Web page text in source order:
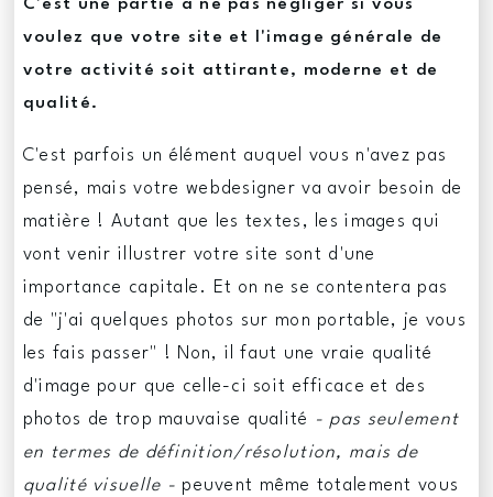
C'est une partie à ne pas négliger si vous
voulez que votre site et l'image générale de
votre activité soit attirante, moderne et de
qualité.
C'est parfois un élément auquel vous n'avez pas
pensé, mais votre webdesigner va avoir besoin de
matière ! Autant que les textes, les images qui
vont venir illustrer votre site sont d'une
importance capitale. Et on ne se contentera pas
de "j'ai quelques photos sur mon portable, je vous
les fais passer" ! Non, il faut une vraie qualité
d'image pour que celle-ci soit efficace et des
photos de trop mauvaise qualité
- pas seulement
en termes de définition/résolution, mais de
qualité visuelle - peuvent même totalement vous